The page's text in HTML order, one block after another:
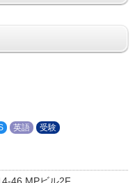
英語 受験